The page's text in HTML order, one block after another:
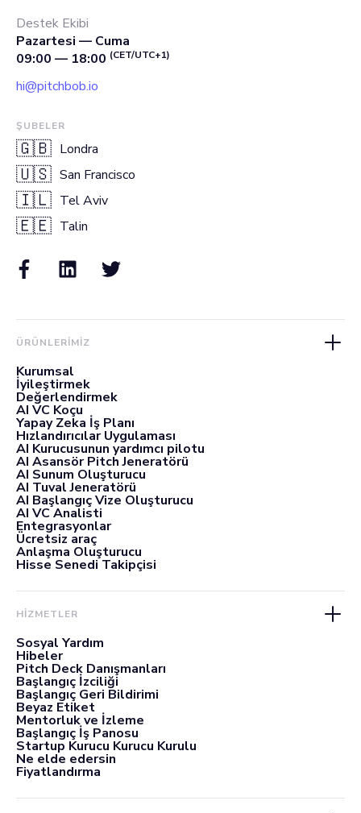
Destek Ekibi
Pazartesi — Cuma
09:00 — 18:00 (CET/UTC+1)
hi@pitchbob.io
ŞUBELER
🇬🇧 Londra
🇺🇸 San Francisco
🇮🇱 Tel Aviv
🇪🇪 Talin
ÜRÜNLERIMIZ
Kurumsal
İyileştirmek
Değerlendirmek
AI VC Koçu
Yapay Zeka İş Planı
Hızlandırıcılar Uygulaması
AI Kurucusunun yardımcı pilotu
AI Asansör Pitch Jeneratörü
AI Sunum Oluşturucu
AI Tuval Jeneratörü
AI Başlangıç Vize Oluşturucu
AI VC Analisti
Entegrasyonlar
Ücretsiz araç
Anlaşma Oluşturucu
Hisse Senedi Takipçisi
HİZMETLER
Sosyal Yardım
Hibeler
Pitch Deck Danışmanları
Başlangıç İzciliği
Başlangıç Geri Bildirimi
Beyaz Etiket
Mentorluk ve İzleme
Başlangıç İş Panosu
Startup Kurucu Kurucu Kurulu
Ne elde edersin
Fiyatlandırma